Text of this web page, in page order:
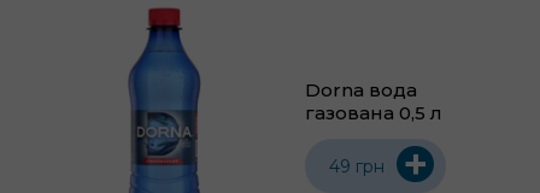
Dorna вода
газована 0,5 л
49 грн +